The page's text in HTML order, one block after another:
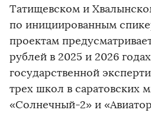
Татищевском и
по инициированным
проектам
рублей в 2025 и 2026
государственной
трех школ в саратовских
«Солнечный-2» и